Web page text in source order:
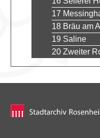
17
18 Bräu am
19 Saline
20 Zweiter